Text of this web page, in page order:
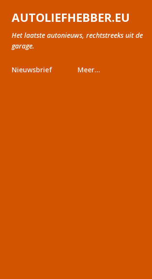
Doorgaan naar hoofdcontent
AUTOLIEFHEBBER.EU
Het laatste autonieuws, rechtstreeks uit de
garage.
Nieuwsbrief Meer…